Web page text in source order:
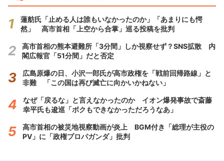
蓮舫氏「止める人は誰もいなかったのか」「あまりにも愕
然」 高市首相「上空から合掌」巡る投稿を批判
高市首相の熊本避難所「3分間」しか視察せず？SNS拡散 内
閣広報官「51分間」だと否定
広島原爆の日、小沢一郎氏が高市政権を「戦前回帰路線」と
非難 「この国は再び滅亡に向かいかねない」
なぜ「戻るな」と言えなかったのか イオン爆発事故で斎藤
幸平氏も逡巡「ボクもできなかっただろうなあ」
高市首相の被災地視察動画が炎上 BGM付き「総理が主役の
PV」に「政権プロパガンダ」批判